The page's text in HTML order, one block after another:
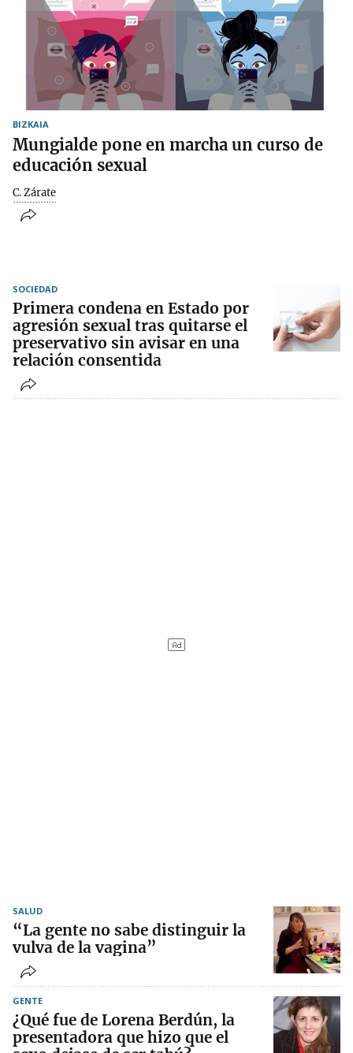
BIZKAIA
Mungialde pone en marcha un curso de
educación sexual
C. Zárate
SOCIEDAD
Primera condena en Estado por
agresión sexual tras quitarse el
preservativo sin avisar en una
relación consentida
SALUD
“La gente no sabe distinguir la
vulva de la vagina”
GENTE
¿Qué fue de Lorena Berdún, la
presentadora que hizo que el